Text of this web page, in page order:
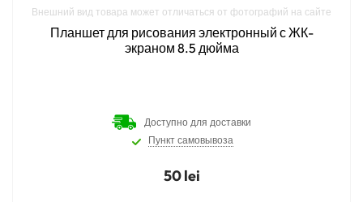
Внешний вид товара может отличаться от фотографий на сайте
Планшет для рисования электронный с ЖК-
экраном 8.5 дюйма
Доступно для доставки
Пункт самовывоза
50 lei